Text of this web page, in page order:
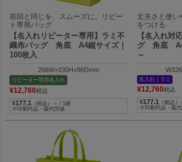
前回と同じを、スムーズに。リピー
ト専用バッグ
【名入れリピーター専用】ラミ不
織布バッグ 角底 A4縦サイズ｜
100枚入
266W×330H×96Dmm
リピーター専用名入れ
¥12,760税込
¥177.1
（税込）～ ⁄ 1枚
※印刷代込・版代別途
丈夫さと使い
をつける
【名入れ対
グ 角底 A4
～
名入れ｜ラミ
¥12,760税込
¥177.1
（税込）
※印刷代込・版